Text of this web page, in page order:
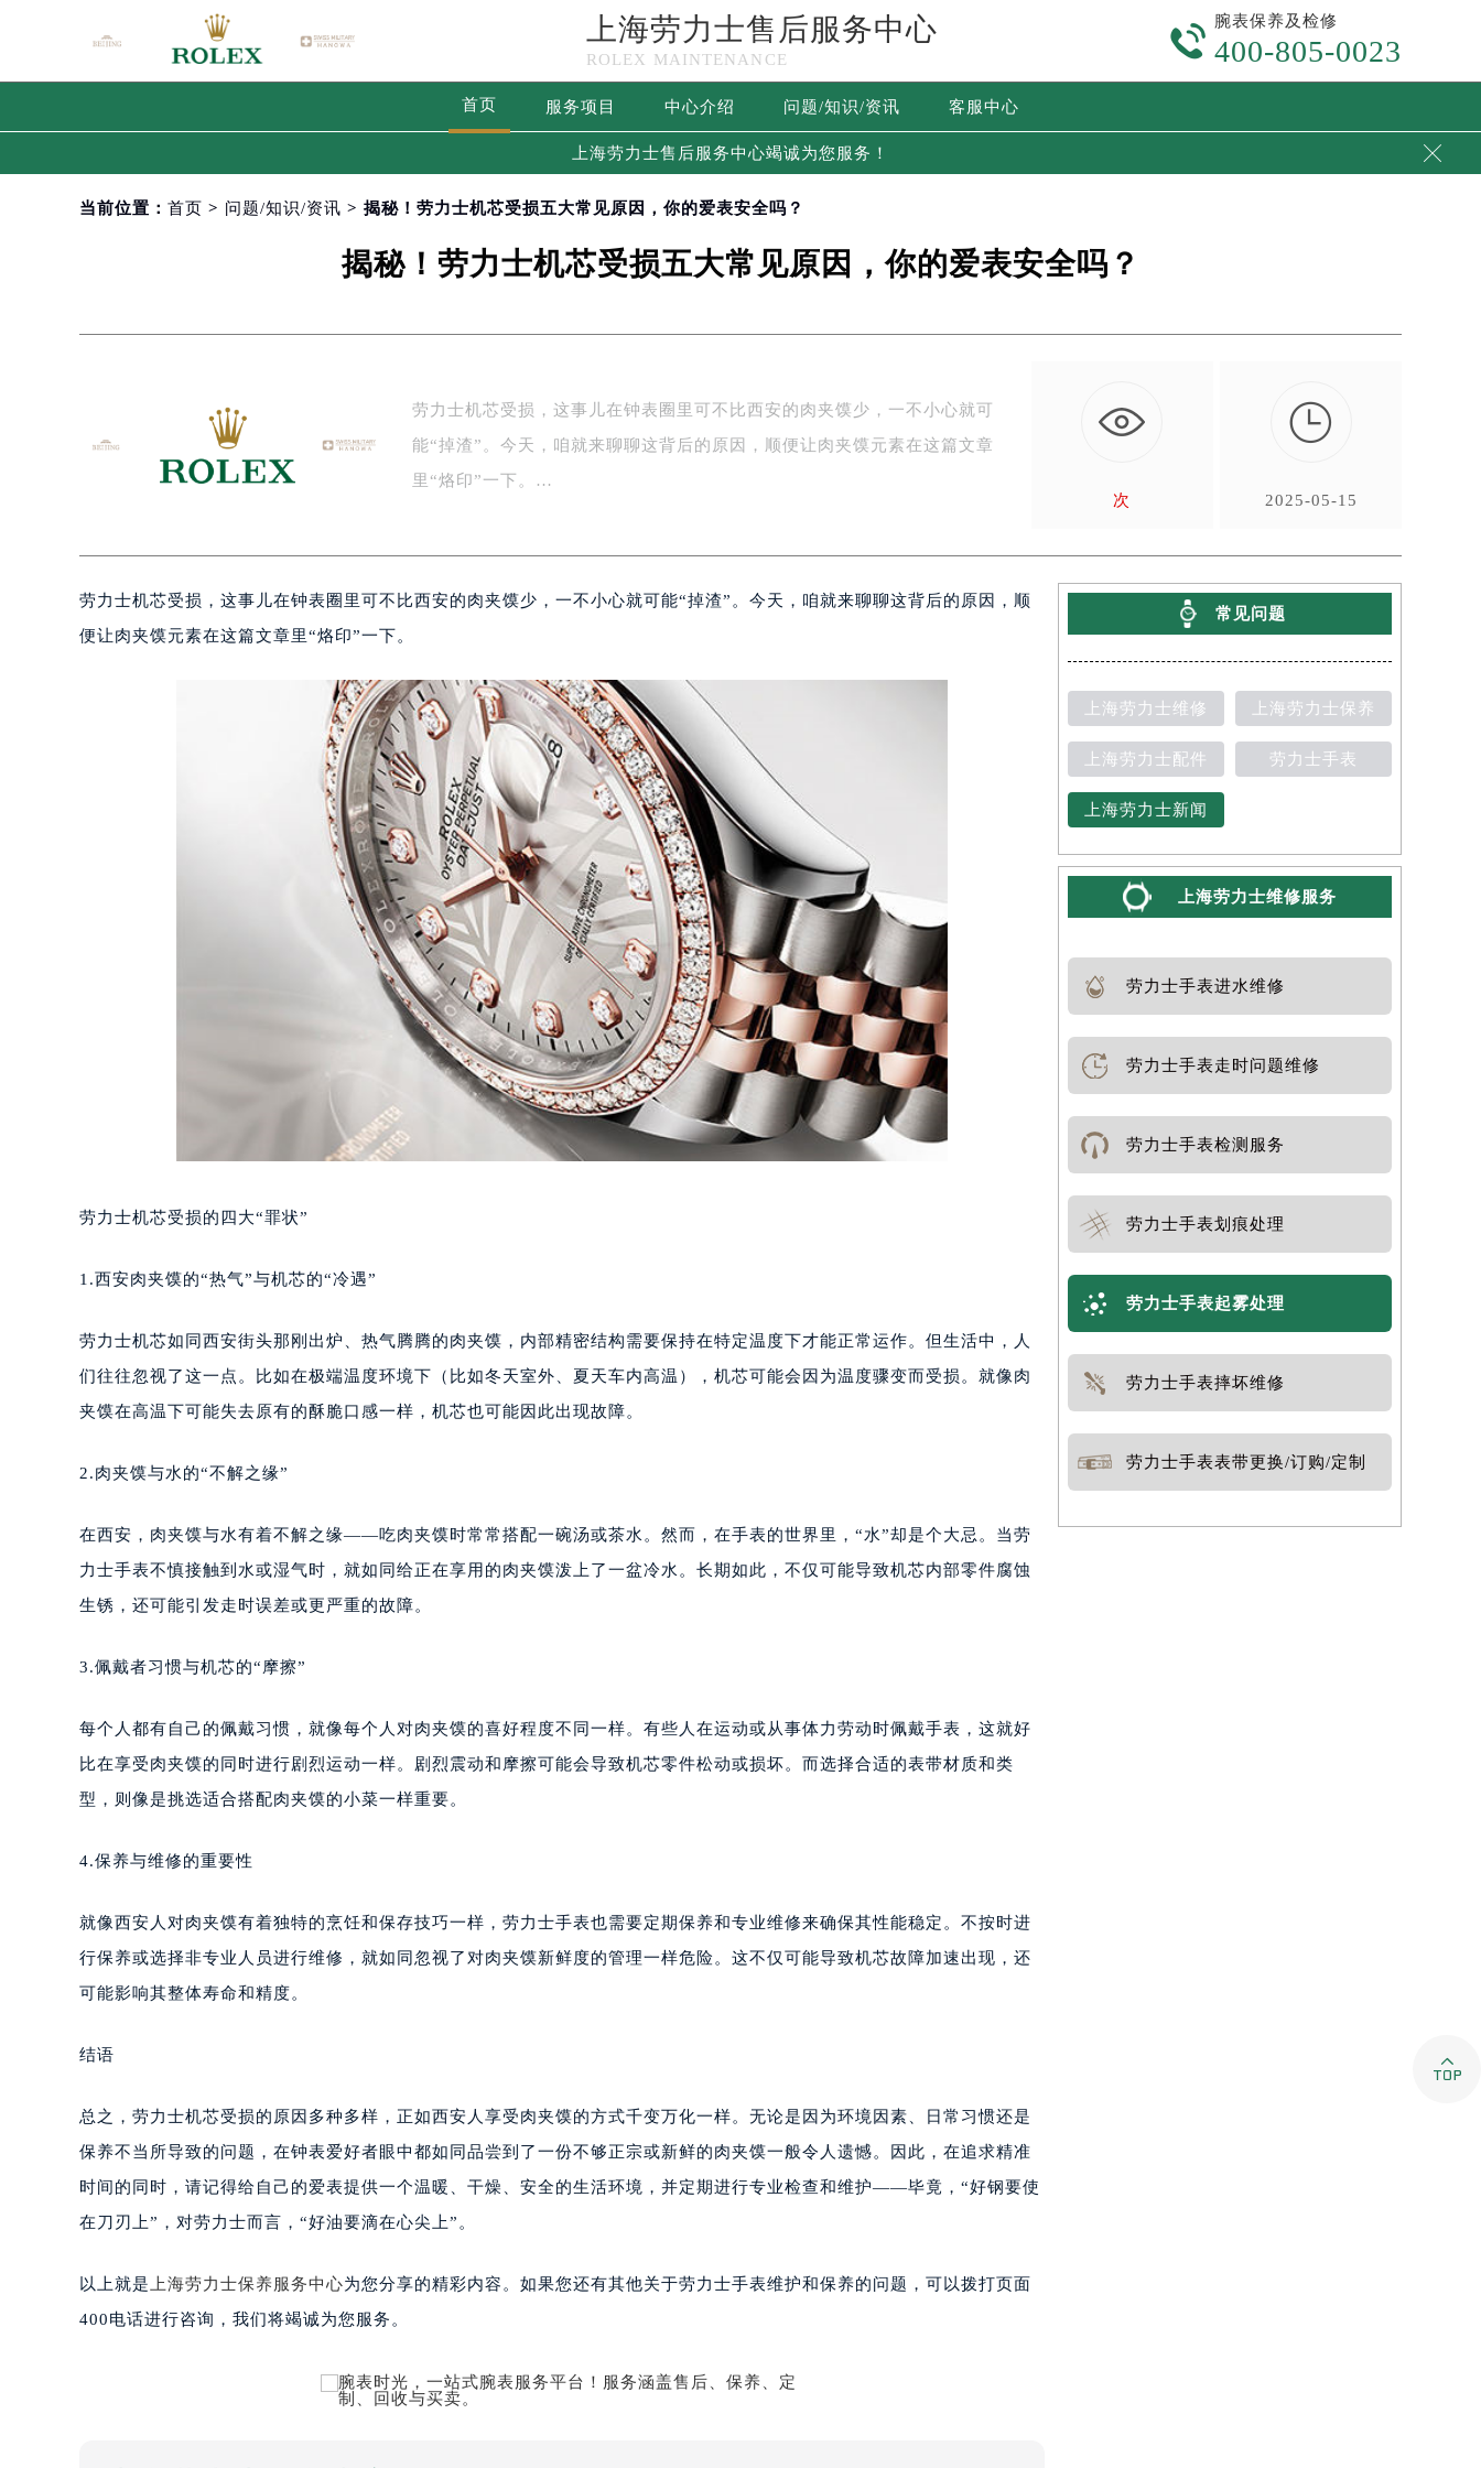
上海劳力士售后服务中心
ROLEX MAINTENANCE

腕表保养及检修
400-805-0023
首页 服务项目 中心介绍 问题/知识/资讯 客服中心
上海劳力士售后服务中心竭诚为您服务！ 
当前位置： 首页 > 问题/知识/资讯 > 揭秘！劳力士机芯受损五大常见原因，你的爱表安全吗？
揭秘！劳力士机芯受损五大常见原因，你的爱表安全吗？
劳力士机芯受损，这事儿在钟表圈里可不比西安的肉夹馍少，一不小心就可
能“掉渣”。今天，咱就来聊聊这背后的原因，顺便让肉夹馍元素在这篇文章
里“烙印”一下。…
次

2025-05-15
劳力士机芯受损，这事儿在钟表圈里可不比西安的肉夹馍少，一不小心就可能“掉渣”。今天，咱就来聊聊这背后的原因，顺
便让肉夹馍元素在这篇文章里“烙印”一下。
劳力士机芯受损的四大“罪状”
1.西安肉夹馍的“热气”与机芯的“冷遇”
劳力士机芯如同西安街头那刚出炉、热气腾腾的肉夹馍，内部精密结构需要保持在特定温度下才能正常运作。但生活中，人
们往往忽视了这一点。比如在极端温度环境下（比如冬天室外、夏天车内高温），机芯可能会因为温度骤变而受损。就像肉
夹馍在高温下可能失去原有的酥脆口感一样，机芯也可能因此出现故障。
2.肉夹馍与水的“不解之缘”
在西安，肉夹馍与水有着不解之缘——吃肉夹馍时常常搭配一碗汤或茶水。然而，在手表的世界里，“水”却是个大忌。当劳
力士手表不慎接触到水或湿气时，就如同给正在享用的肉夹馍泼上了一盆冷水。长期如此，不仅可能导致机芯内部零件腐蚀
生锈，还可能引发走时误差或更严重的故障。
3.佩戴者习惯与机芯的“摩擦”
每个人都有自己的佩戴习惯，就像每个人对肉夹馍的喜好程度不同一样。有些人在运动或从事体力劳动时佩戴手表，这就好
比在享受肉夹馍的同时进行剧烈运动一样。剧烈震动和摩擦可能会导致机芯零件松动或损坏。而选择合适的表带材质和类
型，则像是挑选适合搭配肉夹馍的小菜一样重要。
4.保养与维修的重要性
就像西安人对肉夹馍有着独特的烹饪和保存技巧一样，劳力士手表也需要定期保养和专业维修来确保其性能稳定。不按时进
行保养或选择非专业人员进行维修，就如同忽视了对肉夹馍新鲜度的管理一样危险。这不仅可能导致机芯故障加速出现，还
可能影响其整体寿命和精度。
结语
总之，劳力士机芯受损的原因多种多样，正如西安人享受肉夹馍的方式千变万化一样。无论是因为环境因素、日常习惯还是
保养不当所导致的问题，在钟表爱好者眼中都如同品尝到了一份不够正宗或新鲜的肉夹馍一般令人遗憾。因此，在追求精准
时间的同时，请记得给自己的爱表提供一个温暖、干燥、安全的生活环境，并定期进行专业检查和维护——毕竟，“好钢要使
在刀刃上”，对劳力士而言，“好油要滴在心尖上”。
以上就是 上海劳力士保养服务中心为您分享的精彩内容。如果您还有其他关于劳力士手表维护和保养的问题，可以拨打页面
400电话进行咨询，我们将竭诚为您服务。
常见问题
上海劳力士维修 上海劳力士保养
上海劳力士配件 劳力士手表
上海劳力士新闻
上海劳力士维修服务
劳力士手表进水维修
劳力士手表走时问题维修
劳力士手表检测服务
劳力士手表划痕处理
劳力士手表起雾处理
劳力士手表摔坏维修
劳力士手表表带更换/订购/定制
